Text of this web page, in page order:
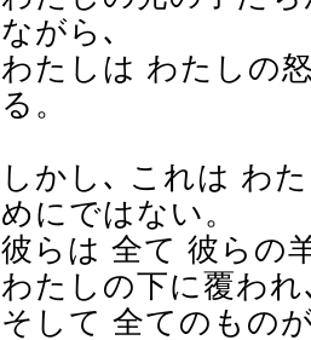
ながら､
わたしは わたしの
る。
しかし､ これは わ
めにではない。
彼らは 全て 彼らの
わたしの下に覆わ
そして 全てのもの